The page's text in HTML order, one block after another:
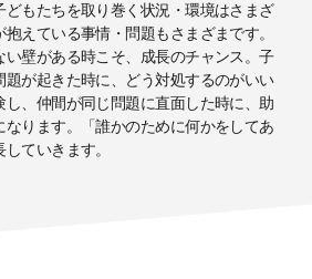
どもたちを取り巻く状況・環境はさまざ
えている事情・問題もさまざまです。
壁がある時こそ、成⻑のチャンス。⼦
題が起きた時に、どう対処するのがいい
、仲間が同じ問題に直⾯した時に、助
なります。「誰かのために何かをしてあ
ていきます。